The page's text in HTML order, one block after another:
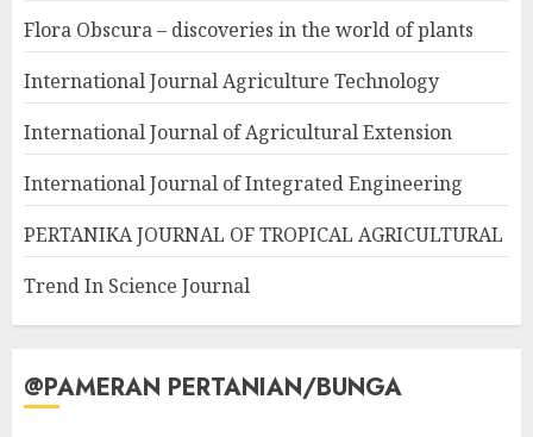
Flora Obscura – discoveries in the world of plants
International Journal Agriculture Technology
International Journal of Agricultural Extension
International Journal of Integrated Engineering
PERTANIKA JOURNAL OF TROPICAL AGRICULTURAL
Trend In Science Journal
@PAMERAN PERTANIAN/BUNGA